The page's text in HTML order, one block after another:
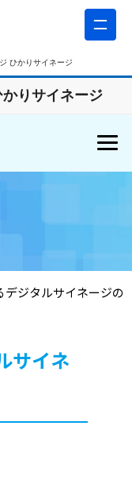
ひかりサイネージ
りサイネージ
デジタルサイネージの
サイネ